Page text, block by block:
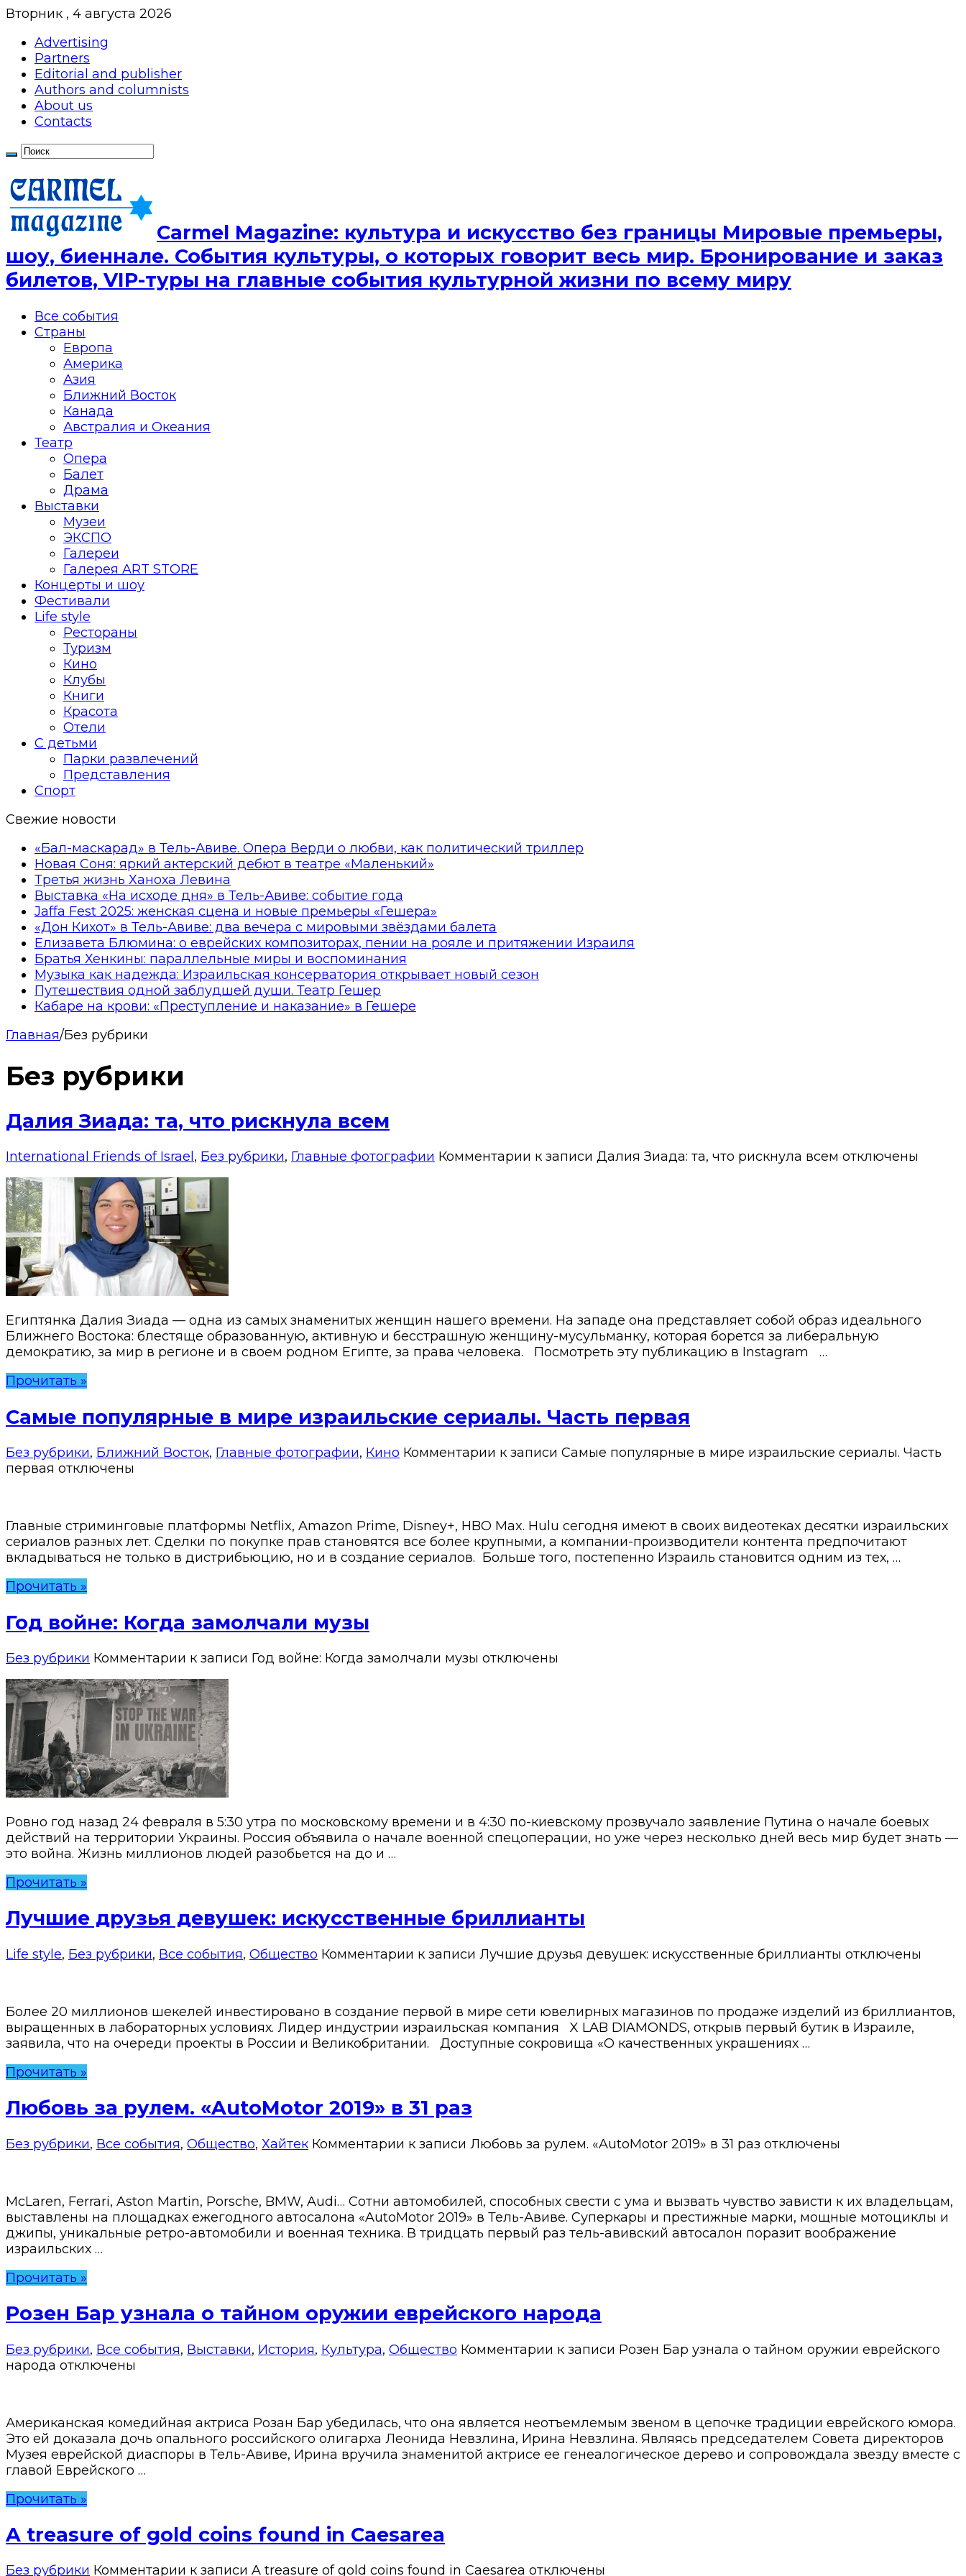
Вторник , 4 августа 2026
Advertising
Partners
Editorial and publisher
Authors and columnists
About us
Contacts
Сarmel Magazine: культура и искусство без границы Мировые премьеры,
шоу, биеннале. События культуры, о которых говорит весь мир. Бронирование и заказ
билетов, VIP-туры на главные события культурной жизни по всему миру
Все события
Страны
Европа
Америка
Азия
Ближний Восток
Канада
Австралия и Океания
Театр
Опера
Балет
Драма
Выставки
Музеи
ЭКСПО
Галереи
Галерея ART STORE
Концерты и шоу
Фестивали
Life style
Рестораны
Туризм
Кино
Клубы
Книги
Красота
Отели
С детьми
Парки развлечений
Представления
Спорт
Свежие новости
«Бал-маскарад» в Тель-Авиве. Опера Верди о любви, как политический триллер
Новая Соня: яркий актерский дебют в театре «Маленький»
Третья жизнь Ханоха Левина
Выставка «На исходе дня» в Тель-Авиве: событие года
Jaffa Fest 2025: женская сцена и новые премьеры «Гешера»
«Дон Кихот» в Тель-Авиве: два вечера с мировыми звёздами балета
Елизавета Блюмина: о еврейских композиторах, пении на рояле и притяжении Израиля
Братья Хенкины: параллельные миры и воспоминания
Музыка как надежда: Израильская консерватория открывает новый сезон
Путешествия одной заблудшей души. Театр Гешер
Кабаре на крови: «Преступление и наказание» в Гешере
Главная/Без рубрики
Без рубрики
Далия Зиада: та, что рискнула всем
International Friends of Israel, Без рубрики, Главные фотографии Комментарии к записи Далия Зиада: та, что рискнула всем отключены
Египтянка Далия Зиада — одна из самых знаменитых женщин нашего времени. На западе она представляет собой образ идеального
Ближнего Востока: блестяще образованную, активную и бесстрашную женщину-мусульманку, которая борется за либеральную
демократию, за мир в регионе и в своем родном Египте, за права человека. Посмотреть эту публикацию в Instagram …
Прочитать »
Самые популярные в мире израильские сериалы. Часть первая
Без рубрики, Ближний Восток, Главные фотографии, Кино Комментарии к записи Самые популярные в мире израильские сериалы. Часть
первая отключены
Главные стриминговые платформы Netflix, Amazon Prime, Disney+, HBO Max. Hulu сегодня имеют в своих видеотеках десятки израильских
сериалов разных лет. Сделки по покупке прав становятся все более крупными, а компании-производители контента предпочитают
вкладываться не только в дистрибьюцию, но и в создание сериалов. Больше того, постепенно Израиль становится одним из тех, …
Прочитать »
Год войне: Когда замолчали музы
Без рубрики Комментарии к записи Год войне: Когда замолчали музы отключены
Ровно год назад 24 февраля в 5:30 утра по московскому времени и в 4:30 по-киевскому прозвучало заявление Путина о начале боевых
действий на территории Украины. Россия объявила о начале военной спецоперации, но уже через несколько дней весь мир будет знать —
это война. Жизнь миллионов людей разобьется на до и …
Прочитать »
Лучшие друзья девушек: искусственные бриллианты
Life style, Без рубрики, Все события, Общество Комментарии к записи Лучшие друзья девушек: искусственные бриллианты отключены
Более 20 миллионов шекелей инвестировано в создание первой в мире сети ювелирных магазинов по продаже изделий из бриллиантов,
выращенных в лабораторных условиях. Лидер индустрии израильская компания X LAB DIAMONDS, открыв первый бутик в Израиле,
заявила, что на очереди проекты в России и Великобритании. Доступные сокровища «О качественных украшениях …
Прочитать »
Любовь за рулем. «AutoMotor 2019» в 31 раз
Без рубрики, Все события, Общество, Хайтек Комментарии к записи Любовь за рулем. «AutoMotor 2019» в 31 раз отключены
McLaren, Ferrari, Aston Martin, Porsche, BMW, Audi… Сотни автомобилей, способных свести с ума и вызвать чувство зависти к их владельцам,
выставлены на площадках ежегодного автосалона «AutoMotor 2019» в Тель-Авиве. Суперкары и престижные марки, мощные мотоциклы и
джипы, уникальные ретро-автомобили и военная техника. В тридцать первый раз тель-авивский автосалон поразит воображение
израильских …
Прочитать »
Розен Бар узнала о тайном оружии еврейского народа
Без рубрики, Все события, Выставки, История, Культура, Общество Комментарии к записи Розен Бар узнала о тайном оружии еврейского
народа отключены
Американская комедийная актриса Розан Бар убедилась, что она является неотъемлемым звеном в цепочке традиции еврейского юмора.
Это ей доказала дочь опального российского олигарха Леонида Невзлина, Ирина Невзлина. Являясь председателем Совета директоров
Музея еврейской диаспоры в Тель-Авиве, Ирина вручила знаменитой актрисе ее генеалогическое дерево и сопровождала звезду вместе с
главой Еврейского …
Прочитать »
A treasure of gold coins found in Caesarea
Без рубрики Комментарии к записи A treasure of gold coins found in Caesarea отключены